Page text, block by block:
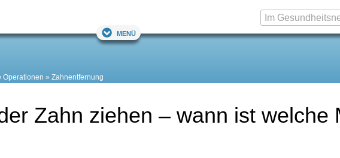
Menü
Operationen Zahnentfernung
Zahn ziehen – wann ist welche